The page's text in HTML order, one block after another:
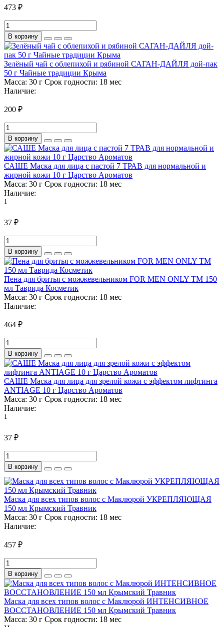
473 ₽
В корзину
Зелёный чай с облепихой и рябиной САГАН-ДАЙЛЯ дой-пак
50 г Чайные традиции Крыма
Масса: 30 г Срок годности: 18 мес
Наличие:
200 ₽
В корзину
САШЕ Маска для лица с пастой 7 ТРАВ для нормальной и
жирной кожи 10 г Царство Ароматов
Масса: 30 г Срок годности: 18 мес
Наличие:
1
37 ₽
В корзину
Пена для бритья с можжевельником FOR MEN ONLY ТМ 150
мл Таврида Косметик
Масса: 30 г Срок годности: 18 мес
Наличие:
464 ₽
В корзину
САШЕ Маска для лица для зрелой кожи с эффектом лифтинга
ANTIAGE 10 г Царство Ароматов
Масса: 30 г Срок годности: 18 мес
Наличие:
1
37 ₽
В корзину
Маска для всех типов волос с Маклюрой УКРЕПЛЯЮЩАЯ
150 мл Крымский Травник
Масса: 30 г Срок годности: 18 мес
Наличие:
457 ₽
В корзину
Маска для всех типов волос с Маклюрой ИНТЕНСИВНОЕ
ВОССТАНОВЛЕНИЕ 150 мл Крымский Травник
Масса: 30 г Срок годности: 18 мес